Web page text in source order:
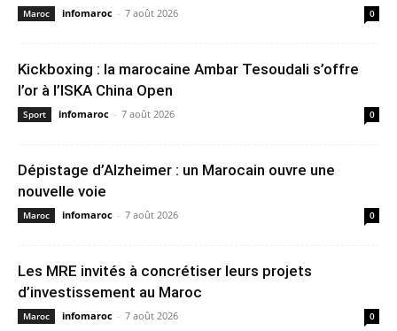
Maroc infomaroc - 7 août 2026 0
Kickboxing : la marocaine Ambar Tesoudali s’offre
l’or à l’ISKA China Open
Sport infomaroc - 7 août 2026 0
Dépistage d’Alzheimer : un Marocain ouvre une
nouvelle voie
Maroc infomaroc - 7 août 2026 0
Les MRE invités à concrétiser leurs projets
d’investissement au Maroc
Maroc infomaroc - 7 août 2026 0